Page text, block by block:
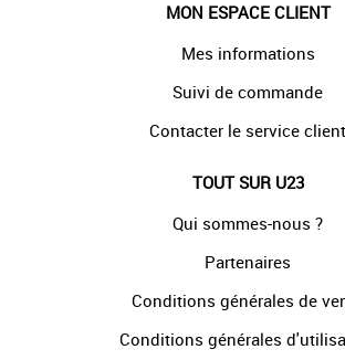
MON ESPACE CLIENT
Mes informations
Suivi de commande
Contacter le service client
TOUT SUR U23
Qui sommes-nous ?
Partenaires
Conditions générales de
Conditions générales